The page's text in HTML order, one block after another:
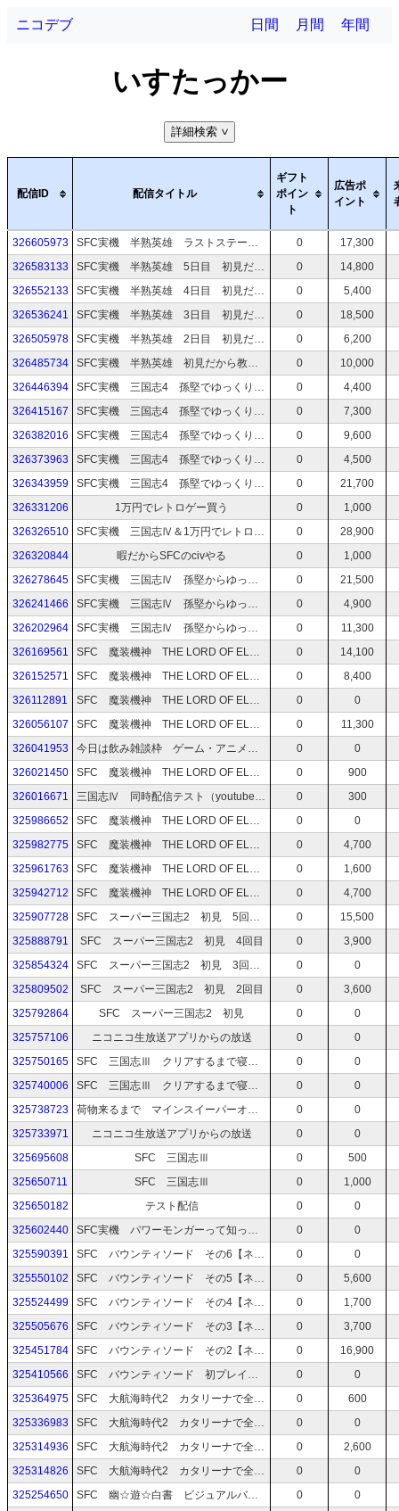
ニコデブ 日間 月間 年間
いすたっかー
詳細検索 >
配信ID 配信タイトル
ギフト
ポイン
ト
広告ポ
イント
326605973 SFC実機 半熟英雄 ラストステージ～ED 0
17,300
326583133
SFC実機 半熟英雄 5日目 初見だから教えて！ 0
14,800
326552133
SFC実機 半熟英雄 4日目 初見だから教えて！ 0
5,400
326536241
SFC実機 半熟英雄 3日目 初見だから教えて！ 0
18,500
326505978
SFC実機 半熟英雄 2日目 初見だから教えて！ 0
6,200
326485734
SFC実機 半熟英雄 初見だから教えて！ 0
10,000
326446394
SFC実機 三国志4 孫堅でゆっくりやる 8回目 0
4,400
326415167
SFC実機 三国志4 孫堅でゆっくりやる 7回目 0
7,300
326382016
SFC実機 三国志4 孫堅でゆっくりやる 6-2回目 0
9,600
326373963
SFC実機 三国志4 孫堅でゆっくりやる 6回目 0
4,500
326343959
SFC実機 三国志4 孫堅でゆっくりやる 5回目 0
21,700
326331206
1万円でレトロゲー買う 0
1,000
326326510
SFC実機 三国志Ⅳ＆1万円でレトロゲー買う 0
28,900
326320844
暇だからSFCのcivやる 0
1,000
326278645
SFC実機 三国志Ⅳ 孫堅からゆっくり 3日目 0
21,500
326241466
SFC実機 三国志Ⅳ 孫堅からゆっくり 2日目 0
4,900
326202964
SFC実機 三国志Ⅳ 孫堅からゆっくり 0
11,300
326169561
SFC 魔装機神 THE LORD OF ELEMENTAL 最終回 0
14,100
326152571
SFC 魔装機神 THE LORD OF ELEMENTAL 7回目 0
8,400
326112891
SFC 魔装機神 THE LORD OF ELEMENTAL 5回目 0
0
326056107
SFC 魔装機神 THE LORD OF ELEMENTAL 5回目 0
11,300
326041953
今日は飲み雑談枠 ゲーム・アニメ教えて 0
0
326021450
SFC 魔装機神 THE LORD OF ELEMENTAL 4回目 0
900
326016671
三国志Ⅳ 同時配信テスト（youtubeとニコ生で） 0
300
325986652
SFC 魔装機神 THE LORD OF ELEMENTAL 3-2回目 0
0
325982775
SFC 魔装機神 THE LORD OF ELEMENTAL 3回目 0
4,700
325961763
SFC 魔装機神 THE LORD OF ELEMENTAL 2回目 0
1,600
325942712
SFC 魔装機神 THE LORD OF ELEMENTAL 0
4,700
325907728
SFC スーパー三国志2 初見 5回目 クリア？ 0
15,500
325888791
SFC スーパー三国志2 初見 4回目 0
3,900
325854324
SFC スーパー三国志2 初見 3回目 ※ラグ酷い！ 0
0
325809502
SFC スーパー三国志2 初見 2回目 0
3,600
325792864
SFC スーパー三国志2 初見 0
0
325757106
ニコニコ生放送アプリからの放送 0
0
325750165
SFC 三国志Ⅲ クリアするまで寝ないやつ 2時からマイクオフ 0
0
325740006
SFC 三国志Ⅲ クリアするまで寝ないやつ 0
0
325738723
荷物来るまで マインスイーパーオンライン 0
0
325733971
ニコニコ生放送アプリからの放送 0
0
325695608
SFC 三国志Ⅲ 0
500
325650711
SFC 三国志Ⅲ 0
1,000
325650182
テスト配信 0
0
325602440
SFC実機 パワーモンガーって知ってる？ 0
0
325590391
SFC バウンティソード その6【ネタバレ禁止！】 0
0
325550102
SFC バウンティソード その5【ネタバレできるかな！】 0
5,600
325524499
SFC バウンティソード その4【ネタバレ出来ても禁止で！】 0
1,700
325505676
SFC バウンティソード その3【ネタバレ禁止！】 0
3,700
325451784
SFC バウンティソード その2【ネタバレ禁止！】 0
16,900
325410566
SFC バウンティソード 初プレイ【ネタバレ禁止！】 0
0
325364975
SFC 大航海時代2 カタリーナで全船集めて今日クリアまで！ 0
600
325336983
SFC 大航海時代2 カタリーナで全船収集クリアを目指す！ その3 0
0
325314936
SFC 大航海時代2 カタリーナで全船収集クリアを目指す！ その2 0
2,600
325314826
SFC 大航海時代2 カタリーナで全船収集クリアを目指す！ その2 0
0
325254650
SFC 幽☆遊☆白書 ビジュアルバトル クリアまでやってみる 0
0